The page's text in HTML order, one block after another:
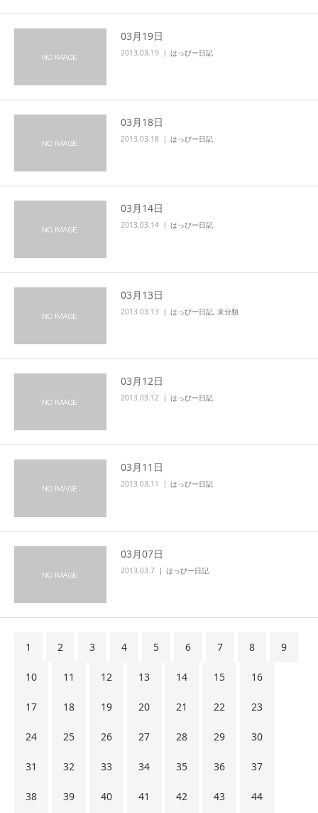
03月19日
2013.03.19 はっぴー日記
03月18日
2013.03.18 はっぴー日記
03月14日
2013.03.14 はっぴー日記
03月13日
2013.03.13 はっぴー日記, 未分類
03月12日
2013.03.12 はっぴー日記
03月11日
2013.03.11 はっぴー日記
03月07日
2013.03.7 はっぴー日記
1 2 3 4 5 6 7 8 9
10 11 12 13 14 15 16
17 18 19 20 21 22 23
24 25 26 27 28 29 30
31 32 33 34 35 36 37
38 39 40 41 42 43 44